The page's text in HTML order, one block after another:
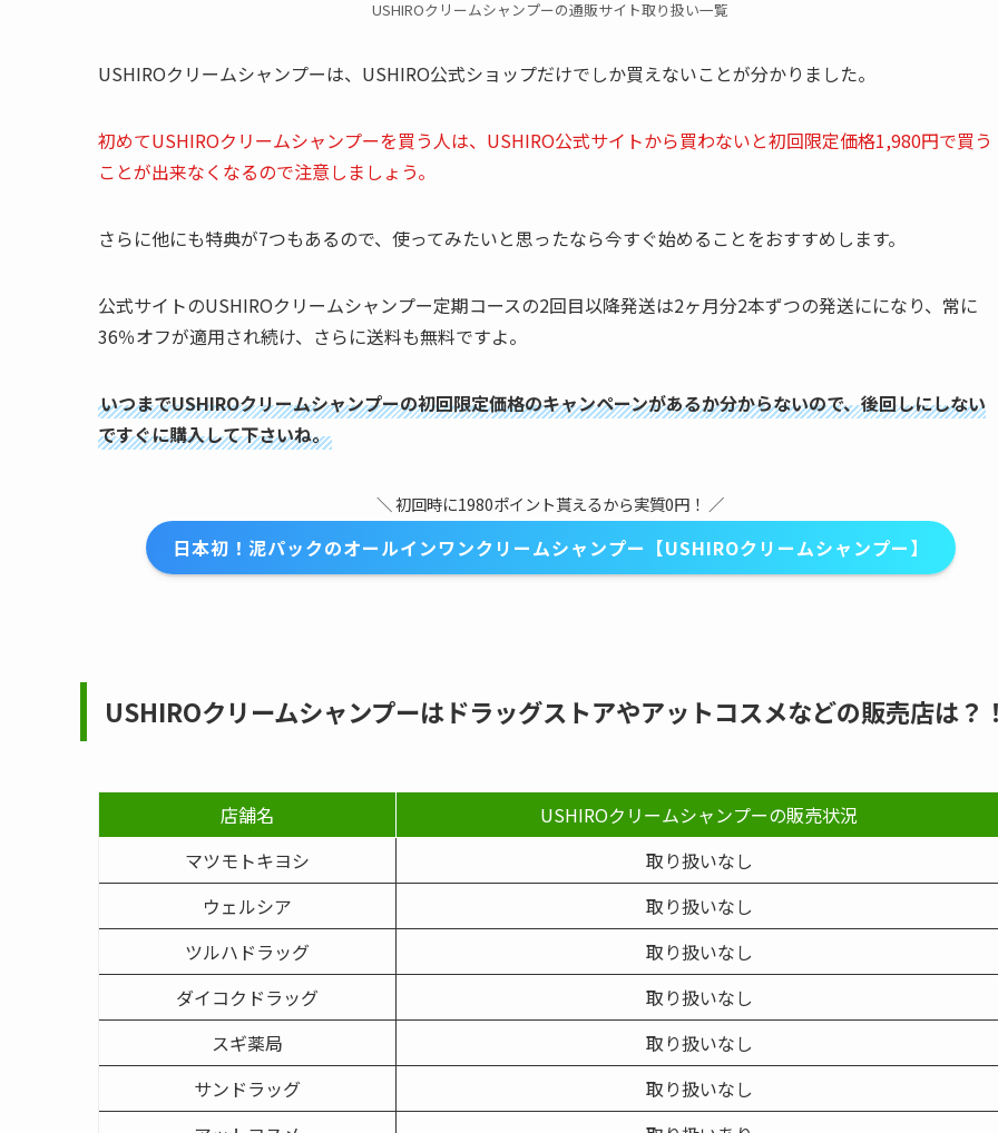
USHIROクリームシャンプーの通販サイト取り扱い一覧
USHIROクリームシャンプーは、USHIRO公式ショップだけでしか買えないことが分かりました。
初めてUSHIROクリームシャンプーを買う人は、USHIRO公式サイトから買わないと初回限定価格1,980円で買う
ことが出来なくなるので注意しましょう。
さらに他にも特典が7つもあるので、使ってみたいと思ったなら今すぐ始めることをおすすめします。
公式サイトのUSHIROクリームシャンプー定期コースの2回目以降発送は2ヶ月分2本ずつの発送にになり、常に
36％オフが適用され続け、さらに送料も無料ですよ。
いつまでUSHIROクリームシャンプーの初回限定価格のキャンペーンがあるか分からないので、後回しにしない
ですぐに購入して下さいね。
＼ 初回時に1980ポイント貰えるから実質0円！ ／
日本初！泥パックのオールインワンクリームシャンプー【USHIROクリームシャンプー】
USHIROクリームシャンプーはドラッグストアやアットコスメなどの販売店は？
店舗名
USHIROクリームシャンプーの販売状況
マツモトキヨシ
取り扱いなし
ウェルシア
取り扱いなし
ツルハドラッグ
取り扱いなし
ダイコクドラッグ
取り扱いなし
スギ薬局
取り扱いなし
サンドラッグ
取り扱いなし